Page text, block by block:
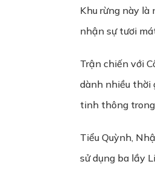
Khu rừng này
nhận sự tươi
Trận chiến với
dành nhiều thời
tinh thông
Tiểu Quỳnh,
sử dụng ba lầy